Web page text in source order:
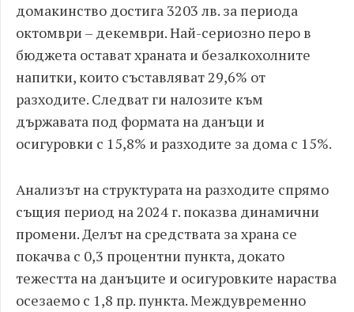
домакинство достига 3203 лв. за периода
октомври – декември. Най-сериозно перо в
бюджета остават храната и безалкохолните
напитки, които съставляват 29,6% от
разходите. Следват ги налозите към
държавата под формата на данъци и
осигуровки с 15,8% и разходите за дома с 15%.
Анализът на структурата на разходите спрямо
същия период на 2024 г. показва динамични
промени. Делът на средствата за храна се
покачва с 0,3 процентни пункта, докато
тежестта на данъците и осигуровките нараства
осезаемо с 1,8 пр. пункта. Междувременно